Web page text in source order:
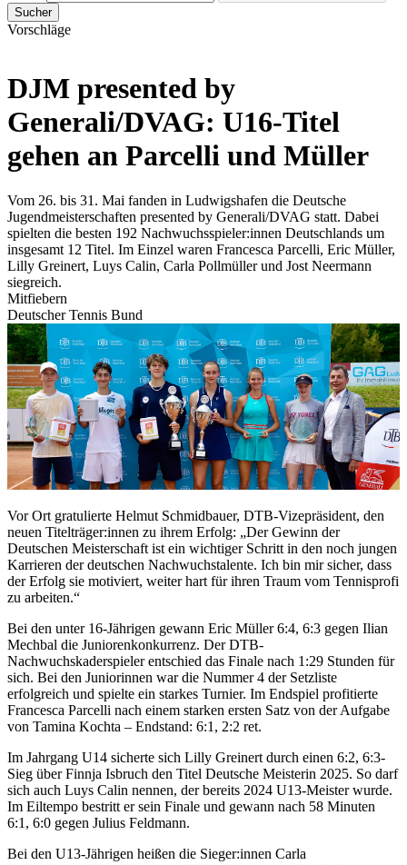
Sucher
Vorschläge
DJM presented by
Generali/DVAG: U16-Titel
gehen an Parcelli und Müller
Vom 26. bis 31. Mai fanden in Ludwigshafen die Deutsche
Jugendmeisterschaften presented by Generali/DVAG statt. Dabei
spielten die besten 192 Nachwuchsspieler:innen Deutschlands um
insgesamt 12 Titel. Im Einzel waren Francesca Parcelli, Eric Müller,
Lilly Greinert, Luys Calin, Carla Pollmüller und Jost Neermann
siegreich.
Mitfiebern
Deutscher Tennis Bund
Vor Ort gratulierte Helmut Schmidbauer, DTB-Vizepräsident, den
neuen Titelträger:innen zu ihrem Erfolg: „Der Gewinn der
Deutschen Meisterschaft ist ein wichtiger Schritt in den noch jungen
Karrieren der deutschen Nachwuchstalente. Ich bin mir sicher, dass
der Erfolg sie motiviert, weiter hart für ihren Traum vom Tennisprofi
zu arbeiten.“
Bei den unter 16-Jährigen gewann Eric Müller 6:4, 6:3 gegen Ilian
Mechbal die Juniorenkonkurrenz. Der DTB-
Nachwuchskaderspieler entschied das Finale nach 1:29 Stunden für
sich. Bei den Juniorinnen war die Nummer 4 der Setzliste
erfolgreich und spielte ein starkes Turnier. Im Endspiel profitierte
Francesca Parcelli nach einem starken ersten Satz von der Aufgabe
von Tamina Kochta – Endstand: 6:1, 2:2 ret.
Im Jahrgang U14 sicherte sich Lilly Greinert durch einen 6:2, 6:3-
Sieg über Finnja Isbruch den Titel Deutsche Meisterin 2025. So darf
sich auch Luys Calin nennen, der bereits 2024 U13-Meister wurde.
Im Eiltempo bestritt er sein Finale und gewann nach 58 Minuten
6:1, 6:0 gegen Julius Feldmann.
Bei den U13-Jährigen heißen die Sieger:innen Carla